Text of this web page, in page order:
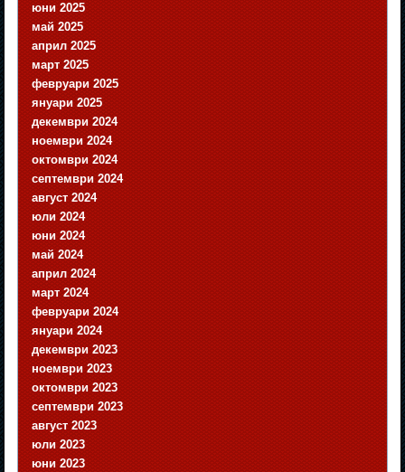
юни 2025
май 2025
април 2025
март 2025
февруари 2025
януари 2025
декември 2024
ноември 2024
октомври 2024
септември 2024
август 2024
юли 2024
юни 2024
май 2024
април 2024
март 2024
февруари 2024
януари 2024
декември 2023
ноември 2023
октомври 2023
септември 2023
август 2023
юли 2023
юни 2023